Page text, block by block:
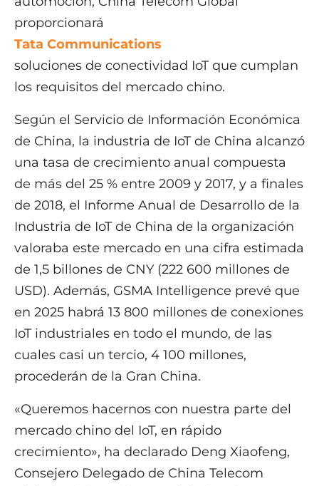
proporcionará
Tata Communications
soluciones de conectividad IoT que cumplan
los requisitos del mercado chino.
Según el Servicio de Información Económica
de China, la industria de IoT de China alcanzó
una tasa de crecimiento anual compuesta
de más del 25 % entre 2009 y 2017, y a finales
de 2018, el Informe Anual de Desarrollo de la
Industria de IoT de China de la organización
valoraba este mercado en una cifra estimada
de 1,5 billones de CNY (222 600 millones de
USD). Además, GSMA Intelligence prevé que
en 2025 habrá 13 800 millones de conexiones
IoT industriales en todo el mundo, de las
cuales casi un tercio, 4 100 millones,
procederán de la Gran China.
«Queremos hacernos con nuestra parte del
mercado chino del IoT, en rápido
crecimiento», ha declarado Deng Xiaofeng,
Consejero Delegado de China Telecom